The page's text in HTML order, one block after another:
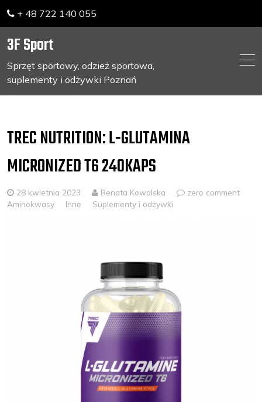
content
+ 48 722 140 055
3F Sport
Sprzęt sportowy, odzież sportowa,
suplementy i odżywki Poznań
TREC NUTRITION: L-GLUTAMINA
MICRONIZED T6 240KAPS
28 kwietnia 2023 Renata Kowalska
zero comment
Aminokwasy
Inne Suplementy i odżywki